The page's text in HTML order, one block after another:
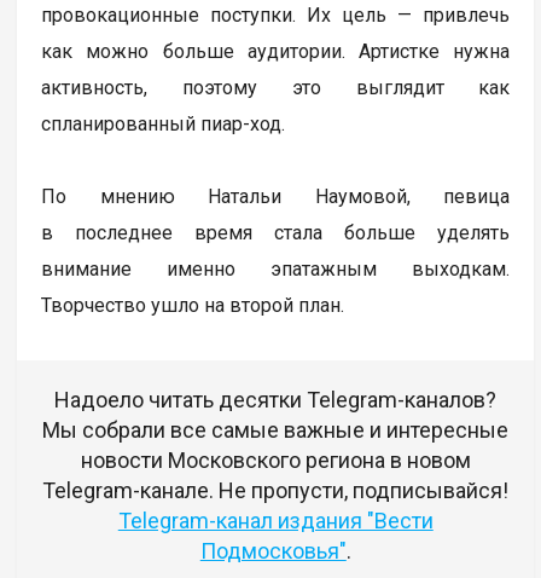
провокационные поступки. Их цель — привлечь
как можно больше аудитории. Артистке нужна
активность, поэтому это выглядит как
спланированный пиар-ход.
По мнению Натальи Наумовой, певица
в последнее время стала больше уделять
внимание именно эпатажным выходкам.
Творчество ушло на второй план.
Надоело читать десятки Telegram-каналов?
Мы собрали все самые важные и интересные
новости Московского региона в новом
Telegram-канале. Не пропусти, подписывайся!
Telegram-канал издания "Вести
Подмосковья".